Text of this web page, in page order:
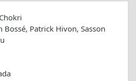
Bossé, Patrick Hivon, Sasson